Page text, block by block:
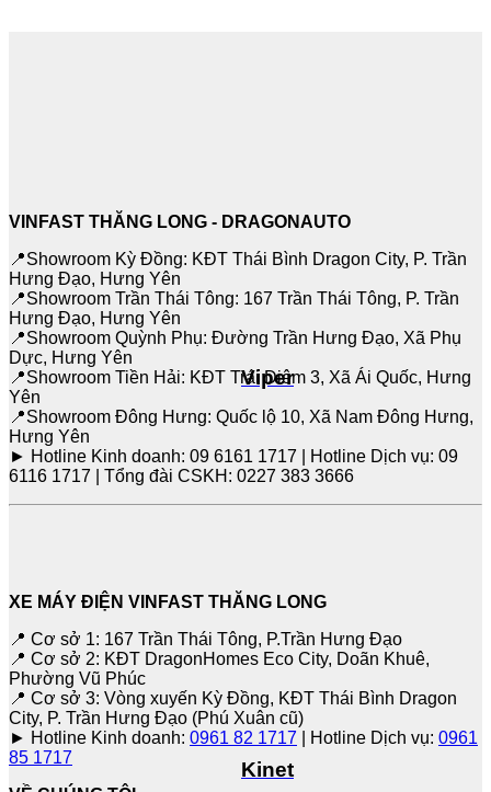
Viper
Kinet
VINFAST THĂNG LONG - DRAGONAUTO
📍Showroom Kỳ Đồng: KĐT Thái Bình Dragon City, P. Trần
Hưng Đạo, Hưng Yên
📍Showroom Trần Thái Tông: 167 Trần Thái Tông, P. Trần
Hưng Đạo, Hưng Yên
📍Showroom Quỳnh Phụ: Đường Trần Hưng Đạo, Xã Phụ
Dực, Hưng Yên
📍Showroom Tiền Hải: KĐT Trái Diêm 3, Xã Ái Quốc, Hưng
Yên
📍Showroom Đông Hưng: Quốc lộ 10, Xã Nam Đông Hưng,
Hưng Yên
► Hotline Kinh doanh: 09 6161 1717 | Hotline Dịch vụ: 09
6116 1717 | Tổng đài CSKH: 0227 383 3666
XE MÁY ĐIỆN VINFAST THĂNG LONG
📍 Cơ sở 1: 167 Trần Thái Tông, P.Trần Hưng Đạo
📍 Cơ sở 2: KĐT DragonHomes Eco City, Doãn Khuê,
Phường Vũ Phúc
📍 Cơ sở 3: Vòng xuyến Kỳ Đồng, KĐT Thái Bình Dragon
City, P. Trần Hưng Đạo (Phú Xuân cũ)
► Hotline Kinh doanh: 0961 82 1717 | Hotline Dịch vụ: 0961
85 1717